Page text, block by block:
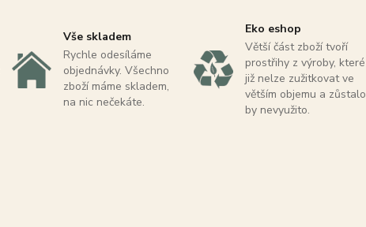
Vše skladem
Rychle odesíláme
objednávky. Všechno
zboží máme skladem,
na nic nečekáte.
Eko eshop
Větší část zboží tvoří
prostřihy z výroby, které
již nelze zužitkovat ve
větším objemu a zůstalo
by nevyužito.